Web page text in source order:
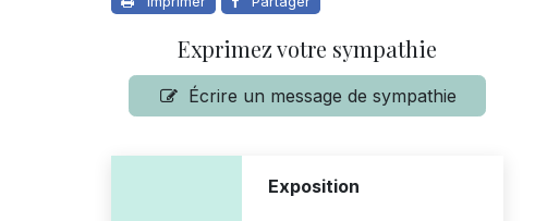
Exprimez votre sympathie
Écrire un message de sympathie
Exposition